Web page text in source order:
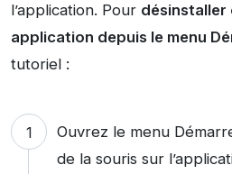
l’application. Pour désinstaller
application depuis le menu
tutoriel :
Ouvrez le menu
de la souris sur